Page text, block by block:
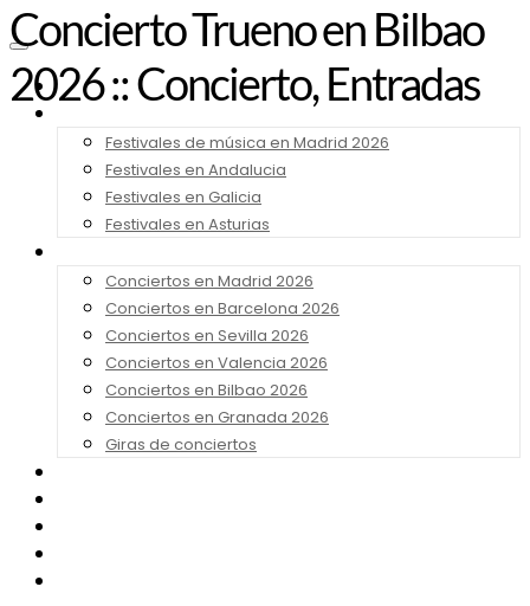
Noticias
Festivales de música en Madrid 2026
Festivales en Andalucia
Festivales en Galicia
Festivales en Asturias
Conciertos en Madrid 2026
Conciertos en Barcelona 2026
Conciertos en Sevilla 2026
Conciertos en Valencia 2026
Conciertos en Bilbao 2026
Conciertos en Granada 2026
Giras de conciertos
Concierto Trueno en Bilbao
2026 :: Concierto, Entradas